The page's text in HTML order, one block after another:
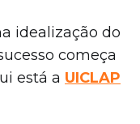
idealização do
começa
está a UICLAP